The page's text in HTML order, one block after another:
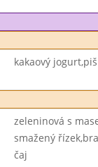
kakaový
zeleninová s
smažený
čaj